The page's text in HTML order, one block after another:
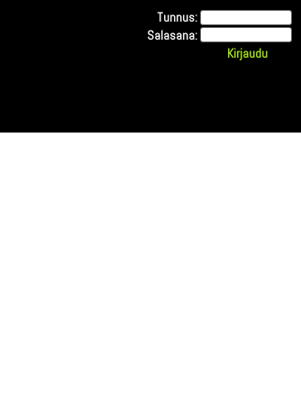
Tunnus:
Salasana: